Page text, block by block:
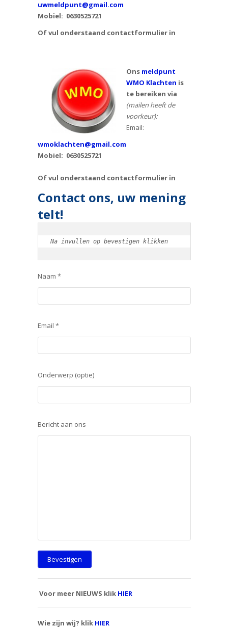
uwmeldpunt@gmail.com
Mobiel: 0630525721
Of vul onderstaand contactformulier in
Ons meldpunt
WMO Klachten is
te bereiken via
(mailen heeft de
voorkeur):
Email:
wmoklachten@gmail.com
Mobiel: 0630525721
Of vul onderstaand contactformulier in
Contact ons, uw mening
telt!
Na invullen op bevestigen klikken
Naam *
Email *
Onderwerp (optie)
Bericht aan ons
Voor meer NIEUWS klik HIER
Wie zijn wij? klik HIER